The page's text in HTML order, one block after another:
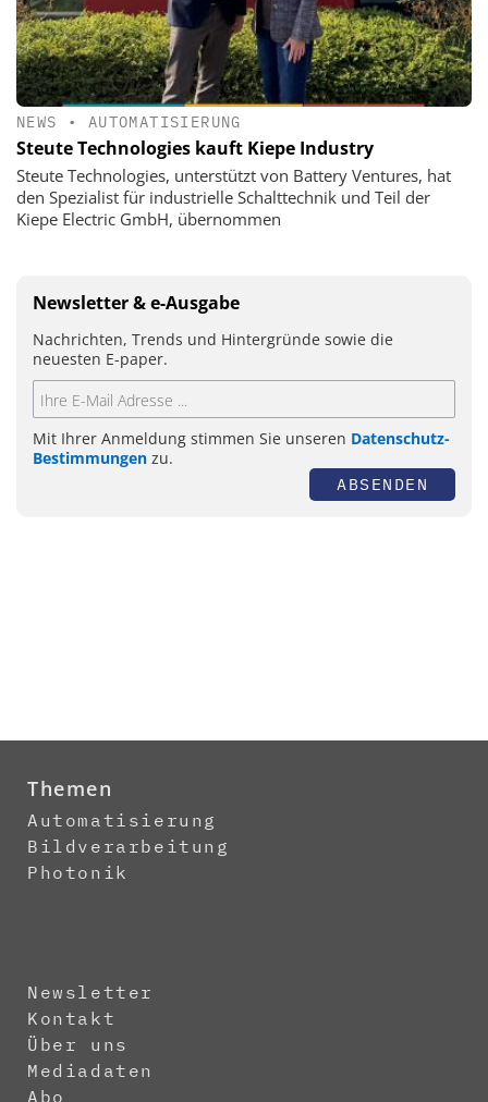
NEWS • AUTOMATISIERUNG
Steute Technologies kauft Kiepe Industry
Steute Technologies, unterstützt von Battery Ventures, hat
den Spezialist für industrielle Schalttechnik und Teil der
Kiepe Electric GmbH, übernommen
Newsletter & e-Ausgabe
Nachrichten, Trends und Hintergründe sowie die
neuesten E-paper.
Mit Ihrer Anmeldung stimmen Sie unseren Datenschutz-
Bestimmungen zu.
ABSENDEN
Themen
Automatisierung
Bildverarbeitung
Photonik
Newsletter
Kontakt
Über uns
Mediadaten
Abo